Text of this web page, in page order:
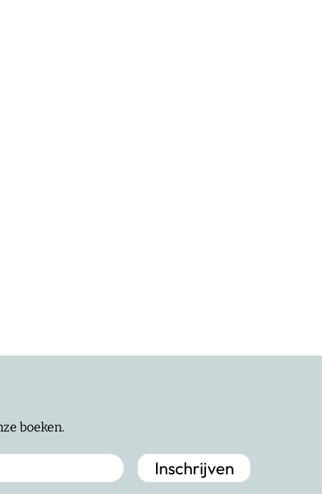
boeken.